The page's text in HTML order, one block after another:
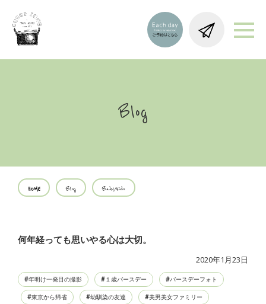
Blog
HOME Blog Baby/Kids
何年経っても思いやる心は大切。
2020年1月23日
年明け一発目の撮影 １歳バースデー バースデーフォト
東京から帰省 幼馴染の友達 美男美女ファミリー